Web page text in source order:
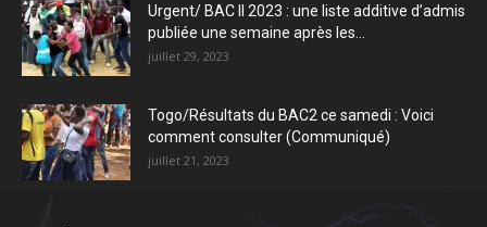
Urgent/ BAC II 2023 : une liste additive d’admis
publiée une semaine après les...
juillet 29, 2023
Togo/Résultats du BAC2 ce samedi : Voici
comment consulter (Communiqué)
juillet 21, 2023